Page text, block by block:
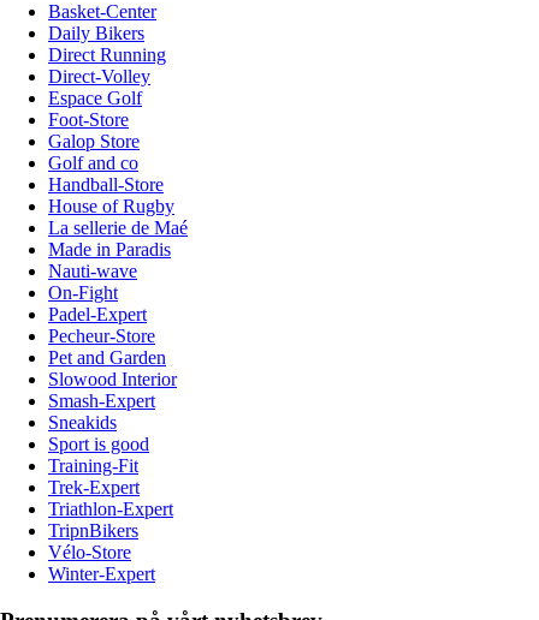
Basket-Center
Daily Bikers
Direct Running
Direct-Volley
Espace Golf
Foot-Store
Galop Store
Golf and co
Handball-Store
House of Rugby
La sellerie de Maé
Made in Paradis
Nauti-wave
On-Fight
Padel-Expert
Pecheur-Store
Pet and Garden
Slowood Interior
Smash-Expert
Sneakids
Sport is good
Training-Fit
Trek-Expert
Triathlon-Expert
TripnBikers
Vélo-Store
Winter-Expert